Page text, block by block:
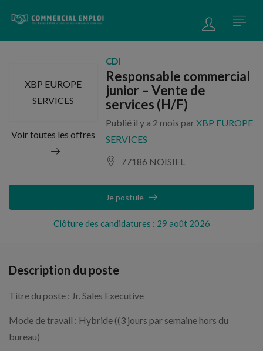
XBP EUROPE
SERVICES
Voir toutes les offres
CDI
Responsable commercial
junior – Vente de
services (H/F)
Publié il y a 2 mois parXBP EUROPE
SERVICES
77186 NOISIEL
Clôture des candidatures : 29 août 2026
Je postule
Description du poste
Titre du poste : Jr. Sales Executive
Mode de travail : Hybride ((3 jours par semaine hors du
bureau)